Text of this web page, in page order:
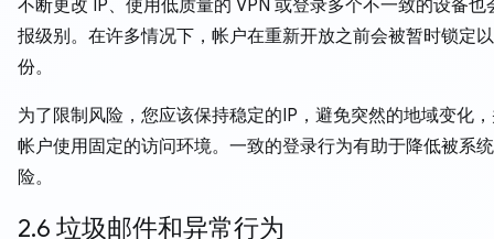
不断更改 IP、使用低质量的 VPN 或登录多个不一致的设备也
报级别。在许多情况下，帐户在重新开放之前会被暂时锁定
份。
为了限制风险，您应该保持稳定的IP，避免突然的地域变化
帐户使用固定的访问环境。一致的登录行为有助于降低被系
险。
2.6 垃圾邮件和异常行为